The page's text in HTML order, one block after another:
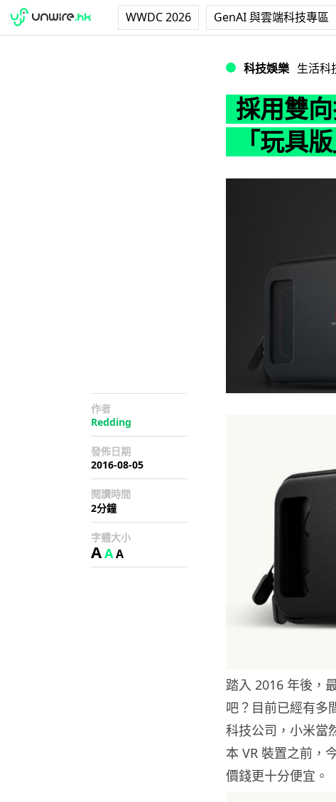
WWDC 2026 GenAI 與雲端科技專區
科技娛樂 生活科
採用雙
「玩具
作者
Redding
發佈日期
2016-08-05
閱讀時間
2分鐘
字體大小
AAA
踏入 2016 年後，
吧？目前已經有多
科技公司，小米當
本 VR 裝置之前，
價錢更十分便宜。